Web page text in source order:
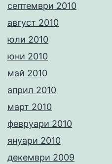
септември 2010
август 2010
юли 2010
юни 2010
май 2010
април 2010
март 2010
февруари 2010
януари 2010
декември 2009